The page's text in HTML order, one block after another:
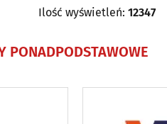
Ilość wyświetleń: 12347
PONADPODSTAWOWE